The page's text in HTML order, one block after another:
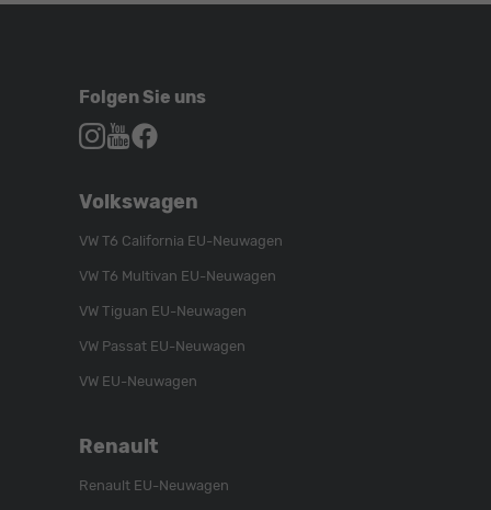
Folgen Sie uns
Autohaus
Sie
Instagram
Autohaus
Sie
unser
Kanal
Sie
Facebook
Volkswagen
VW T6 California EU-Neuwagen
VW T6 Multivan EU-Neuwagen
VW Tiguan EU-Neuwagen
VW Passat EU-Neuwagen
VW EU-Neuwagen
Renault
Renault EU-Neuwagen